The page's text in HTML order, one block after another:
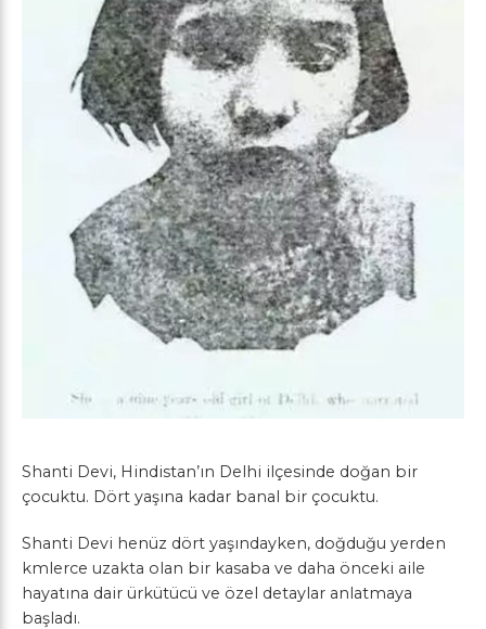
Shanti Devi, Hindistan’ın Delhi ilçesinde doğan bir
çocuktu. Dört yaşına kadar banal bir çocuktu.
Shanti Devi henüz dört yaşındayken, doğduğu yerden
kmlerce uzakta olan bir kasaba ve daha önceki aile
hayatına dair ürkütücü ve özel detaylar anlatmaya
başladı.